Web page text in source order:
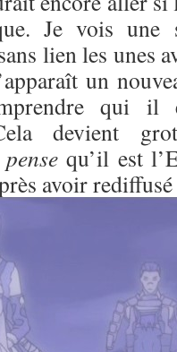
Je vois une
lien les unes
un
qui il
devient
qu’il est
avoir